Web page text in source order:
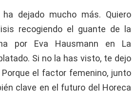
dejado mucho más. Quiero
recogiendo el guante de la
por Eva Hausmann en La
Si no la has visto, te dejo
el factor femenino, junto
clave en el futuro del Horeca